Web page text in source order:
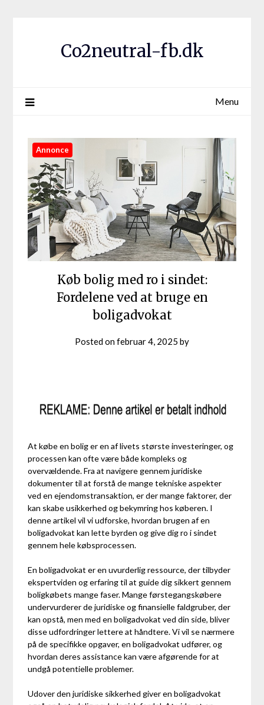
Co2neutral-fb.dk
Menu
Annonce
Køb bolig med ro i sindet:
Fordelene ved at bruge en
boligadvokat
Posted onfebruar 4, 2025 by
At købe en bolig er en af livets største investeringer, og
processen kan ofte være både kompleks og
overvældende. Fra at navigere gennem juridiske
dokumenter til at forstå de mange tekniske aspekter
ved en ejendomstransaktion, er der mange faktorer, der
kan skabe usikkerhed og bekymring hos køberen. I
denne artikel vil vi udforske, hvordan brugen af en
boligadvokat kan lette byrden og give dig ro i sindet
gennem hele købsprocessen.
En boligadvokat er en uvurderlig ressource, der tilbyder
ekspertviden og erfaring til at guide dig sikkert gennem
boligkøbets mange faser. Mange førstegangskøbere
undervurderer de juridiske og finansielle faldgruber, der
kan opstå, men med en boligadvokat ved din side, bliver
disse udfordringer lettere at håndtere. Vi vil se nærmere
på de specifikke opgaver, en boligadvokat udfører, og
hvordan deres assistance kan være afgørende for at
undgå potentielle problemer.
Udover den juridiske sikkerhed giver en boligadvokat